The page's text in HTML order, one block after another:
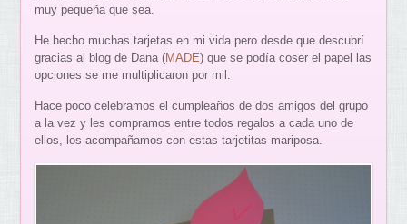
muy pequeña que sea.
He hecho muchas tarjetas en mi vida pero desde que descubrí
gracias al blog de Dana (MADE) que se podía coser el papel las
opciones se me multiplicaron por mil.
Hace poco celebramos el cumpleaños de dos amigos del grupo
a la vez y les compramos entre todos regalos a cada uno de
ellos, los acompañamos con estas tarjetitas mariposa.